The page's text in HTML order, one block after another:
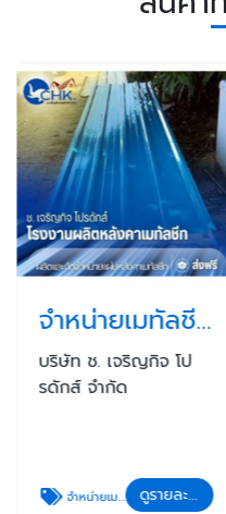
จำหน่ายเมทัลชีท PU ราคาถูก
บริษัท ช. เจริญกิจ โป
รดักส์ จำกัด
จำหน่ายเมทัลชีท PU ราคาถูก ดูรายละเอียด